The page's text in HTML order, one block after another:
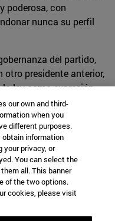
poderosa, con
nunca su perfil
del partido,
otro presidente anterior,
ley como expresión
gobierno. En sintonía
convertido en uno de
para combatir el
de justicia en todo el
el papel atribuido a la
modernización está
economía del mundo.
en reservas extranjeras
el automóvil están
our own and third-
when you
different purposes.
obtain information
your privacy, or
You can select the
all. This banner
of the two options.
cookies, please visit